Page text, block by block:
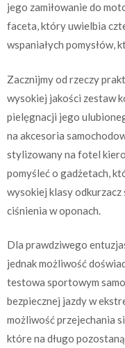
jego zamiłowanie do
faceta, który uwielbia
wspaniałych pomysłów,
Zacznijmy od rzeczy
wysokiej jakości zestaw
pielęgnacji jego
na akcesoria
stylizowany na fotel
pomyśleć o gadżetach,
wysokiej klasy
ciśnienia w oponach.
Dla prawdziwego
jednak możliwość
testowa sportowym
bezpiecznej jazdy w
możliwość przejechania
które na długo